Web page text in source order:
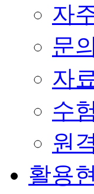
자
문
자
수
원
활용